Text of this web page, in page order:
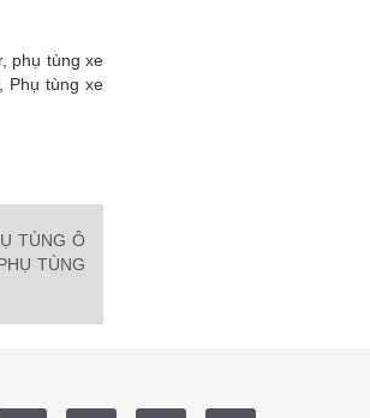
phụ tùng xe
Phụ tùng xe
TÙNG Ô
TÙNG